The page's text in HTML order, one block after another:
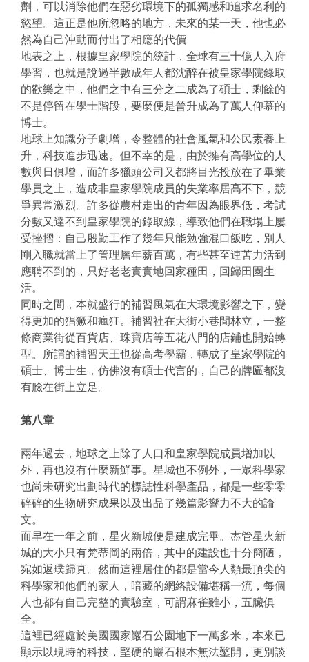
劑，可以消除他們在惡劣環境下的孤獨感和追求名利的
慾望。這正是他所忽略的地方，未來的某一天，他也必
然為自己沖動而付出了相應的代價
地表之上，根據皇家學院的統計，全球有三十億人入府
學習，也就是說過半數成年人都沈醉在被皇家學院錄取
的歡樂之中，他們之中有三分之二成為了碩士，剩餘的
不是停留在學士階段，要麼便是晉升成為了萬人仰慕的
博士。
地球上知識分子劇增，令整體的社會風氣和公民素養上
升，科技進步迅速。但不幸的是，由於擁有高學位的人
數與日俱增，而許多獵頭公司又都將目光投放在了畢業
學員之上，造成非皇家學院成員的失業率居高不下，競
爭異常激烈。許多從農村走出的青年因為眼界低，考試
分數又達不到皇家學院的錄取線，導致他們在職場上屢
受挫摺：自己殷勤工作了幾年只能勉強混口飯吃，別人
剛入職就當上了管理層年薪百萬，有些甚至連苦力活到
應聘不到的，只好老老實實地回家種田，回歸田園生
活。
同時之間，本就盛行的補習風氣在大環境影響之下，變
得更加的猖獗和瘋狂。補習社在大街小巷間林立，一整
條商業街從百貨店、珠寶店等五花八門的店鋪也開始轉
型。所謂的補習天王也從高考學霸，轉成了皇家學院的
碩士、博士生，仿佛沒有碩士代言的，自己的牌匾都沒
有臉在街上立足。
第八章
兩年過去，地球之上除了人口和皇家學院成員增加以
外，再也沒有什麼新鮮事。星城也不例外，一眾科學家
也尚未研究出劃時代的標誌性科學產品，都是一些零零
碎碎的生物研究成果以及出品了幾篇影響力不大的論
文。
而早在一年之前，星火新城便是建成完畢。盡管星火新
城的大小只有梵蒂岡的兩倍，其中的建設也十分簡陋，
宛如返璞歸真。然而這裡居住的都是當今人類最頂尖的
科學家和他們的家人，暗藏的網絡設備堪稱一流，每個
人也都有自己完整的實驗室，可謂麻雀雖小，五臟俱
全。
這裡已經處於美國國家巖石公園地下一萬多米，本來已
顯示以現時的科技，堅硬的巖石根本無法鑿開，更別談